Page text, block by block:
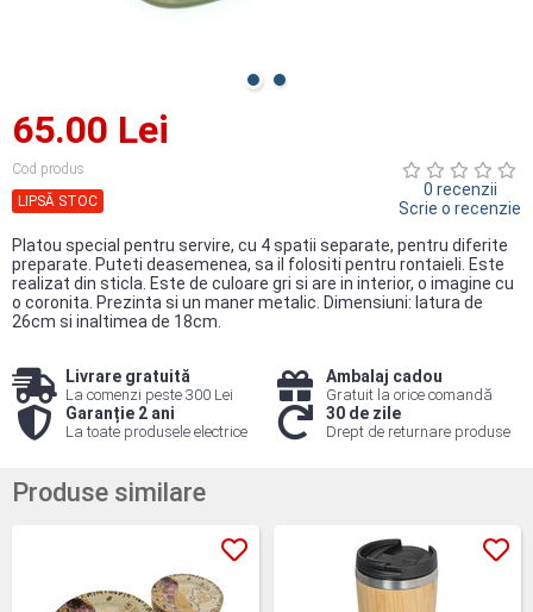
65.00 Lei
Cod produs
LIPSĂ STOC
0 recenzii
Scrie o recenzie
Platou special pentru servire, cu 4 spatii separate, pentru diferite
preparate. Puteti deasemenea, sa il folositi pentru rontaieli. Este
realizat din sticla. Este de culoare gri si are in interior, o imagine cu
o coronita. Prezinta si un maner metalic. Dimensiuni: latura de
26cm si inaltimea de 18cm.
Livrare gratuită
La comenzi peste 300 Lei
Ambalaj cadou
Gratuit la orice comandă
Garanție 2 ani
La toate produsele electrice
30 de zile
Drept de returnare produse
Produse similare